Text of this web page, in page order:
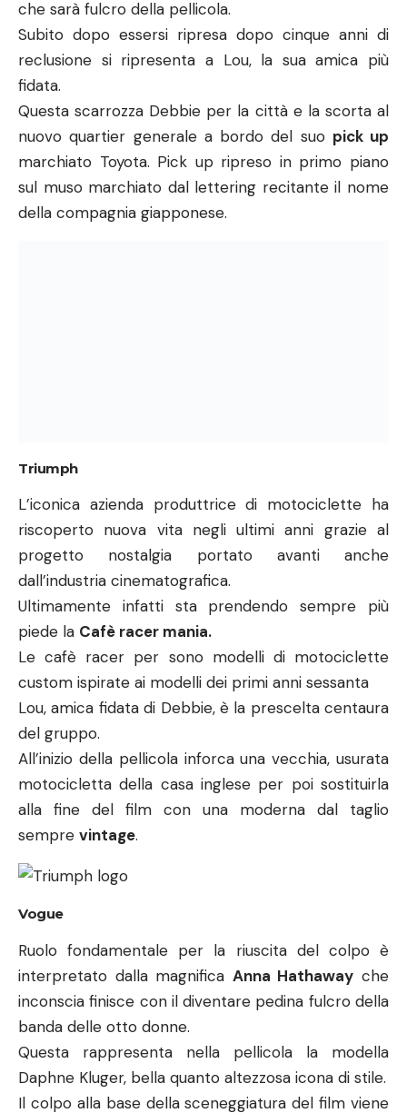
sul muso marchiato dal lettering recitante il nome
della compagnia giapponese.
Triumph
L’iconica azienda produttrice di motociclette ha
riscoperto nuova vita negli ultimi anni grazie al
progetto nostalgia portato avanti anche
dall’industria cinematografica.
sempre
Vogue
Ruolo fondamentale per la riuscita del colpo è
interpretato dalla magnifica
inconscia finisce con il diventare pedina fulcro della
banda delle otto donne.
Questa rappresenta nella pellicola la modella
Daphne Kluger, bella quanto altezzosa icona di stile.
Il colpo alla base della sceneggiatura del film viene
organizzato presso un evento al quale presenzia la
sopra detta modella. L’ente organizzatore
dell’evento è la famosa rivista fashio Vogue.
della moda diventa parte integrante della
semplice scopo di marketing.
ARGOMENTI: MOVIE